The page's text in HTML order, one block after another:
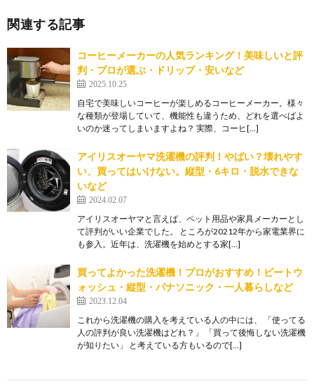
関連する記事
コーヒーメーカーの人気ランキング！美味しいと評
判・プロが選ぶ・ドリップ・安いなど
2025.10.25
自宅で美味しいコーヒーが楽しめるコーヒーメーカー。様々
な種類が登場していて、機能性も違うため、どれを選べばよ
いのか迷ってしまいますよね？ 実際、コーヒ[…]
アイリスオーヤマ洗濯機の評判！やばい？壊れやす
い、買ってはいけない。縦型・6キロ・脱水できな
いなど
2024.02.07
アイリスオーヤマと言えば、ペット用品や家具メーカーとし
て評判がいい企業でした。 ところが20212年から家電業界に
も参入。近年は、洗濯機を始めとする家[…]
買ってよかった洗濯機！プロがおすすめ！ビートウ
ォッシュ・縦型・パナソニック・一人暮らしなど
2023.12.04
これから洗濯機の購入を考えている人の中には、 「使ってる
人の評判が良い洗濯機はどれ？」 「買って後悔しない洗濯機
が知りたい」 と考えている方もいるので[…]